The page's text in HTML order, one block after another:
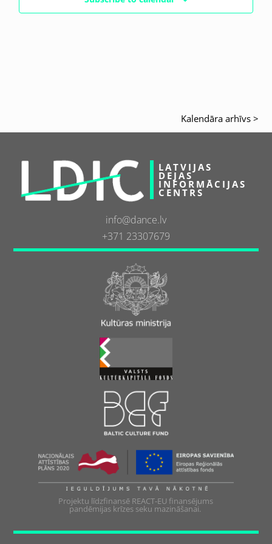
Kalendāra arhīvs >
LATVIJAS
DEJAS
INFORMĀCIJAS
CENTRS
info@dance.lv
+371 23307679
Projektu līdzfinansē REACT-EU finansējums
pandēmijas krīzes seku mazināšanai.